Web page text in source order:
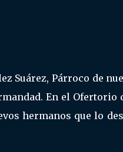
Suárez, Párroco de
En el Ofertorio
hermanos que lo